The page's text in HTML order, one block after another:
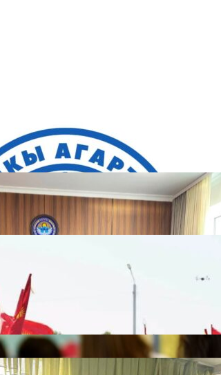
Акыркы жаңылыктар
ДООР ӨЗГӨРТКӨН
МУГАЛИМ ОКУУДАН ӨТТҮ
07.08.2026
НАРЫНДА ЖАҢЫ ОКУУ
ДАЯРДЫКТАР
07.08.2026
«БИРИМДИК КЕРБЕНИ»